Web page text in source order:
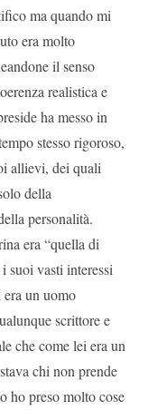
ma quando mi
era molto
il senso
realistica e
ha messo in
stesso rigoroso,
allievi, dei quali
della
personalità.
era “quella di
suoi vasti interessi
un uomo
scrittore e
che come lei era un
chi non prende
ho preso molto cose